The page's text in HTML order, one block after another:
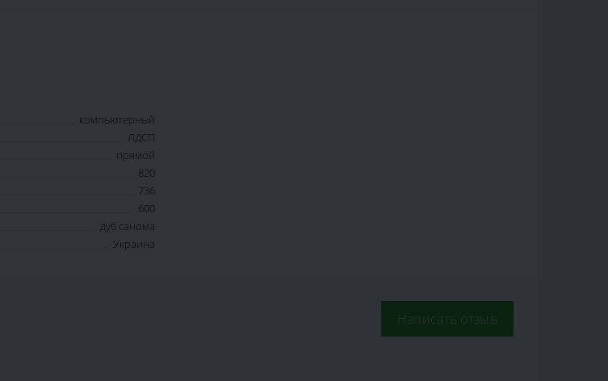
компьютерный
ЛДСП
прямой
820
736
600
дуб санома
Украина
Написать отзыв